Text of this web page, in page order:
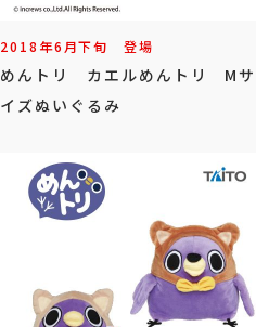
2018年6月下旬 登場
めんトリ カエルめんトリ Mサ
イズぬいぐるみ